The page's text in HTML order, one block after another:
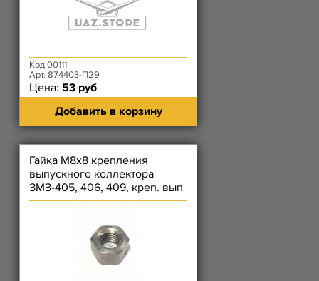
Код 00111
Арт. 874403-П29
Цена: 53 руб
Добавить в корзину
Гайка М8х8 крепления
выпускного коллектора
ЗМЗ-405, 406, 409, креп. вып
коллектора); Гайка ЗМЗ-514